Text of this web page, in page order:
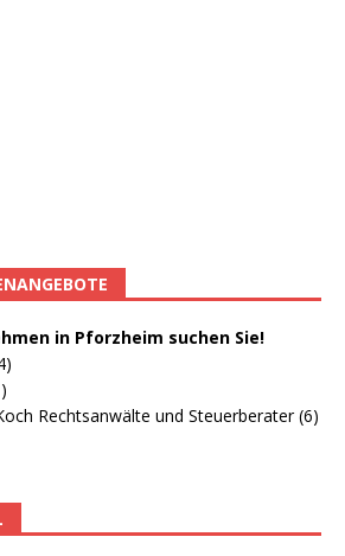
in Pforzheim suchen Sie!
Rechtsanwälte und Steuerberater (6)